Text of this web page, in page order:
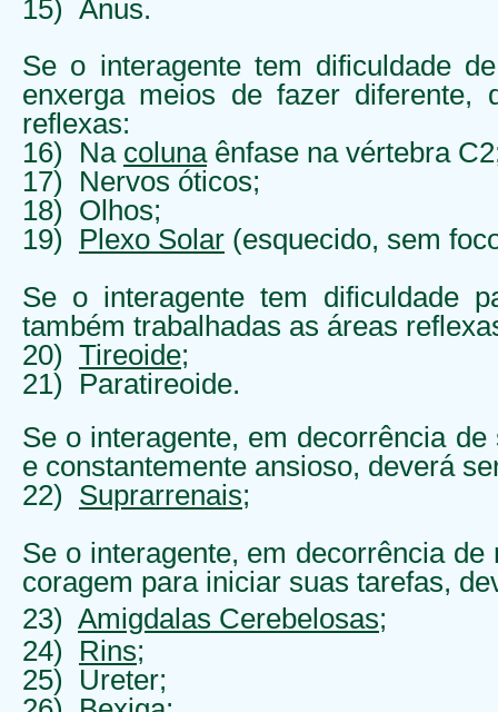
15) Ânus.
Se o interagente tem dificuldade
enxerga meios de fazer diferente,
reflexas:
16) Na colunaênfase na vértebra
17) Nervos óticos;
18) Olhos;
19) Plexo Solar (esquecido, sem
Se o interagente tem dificuldade
também trabalhadas as áreas
20) Tireoide;
21) Paratireoide.
Se o interagente, em decorrência
e constantemente ansioso, deverá
22) Suprarrenais;
Se o interagente, em decorrência
coragem para iniciar suas tarefas,
23) Amigdalas Cerebelosas;
24) Rins;
25) Ureter;